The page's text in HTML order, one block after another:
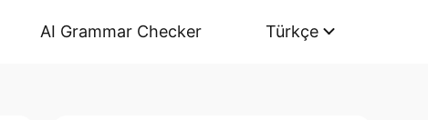
AI Grammar Checker Türkçe